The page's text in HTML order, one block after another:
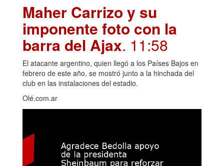
Maher Carrizo y su
imponente foto con la
barra del Ajax. 11:58
El atacante argentino, quien llegó a los Países Bajos en
febrero de este año, se mostró junto a la hinchada del
club en las instalaciones del estadio.
Olé.com.ar